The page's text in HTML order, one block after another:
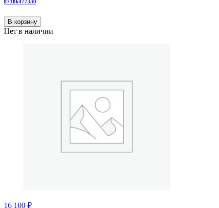
87186477330
В корзину
Нет в наличии
16 100 ₽